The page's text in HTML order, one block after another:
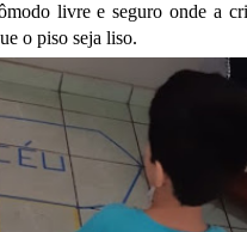
livre e seguro onde a
o piso seja liso.